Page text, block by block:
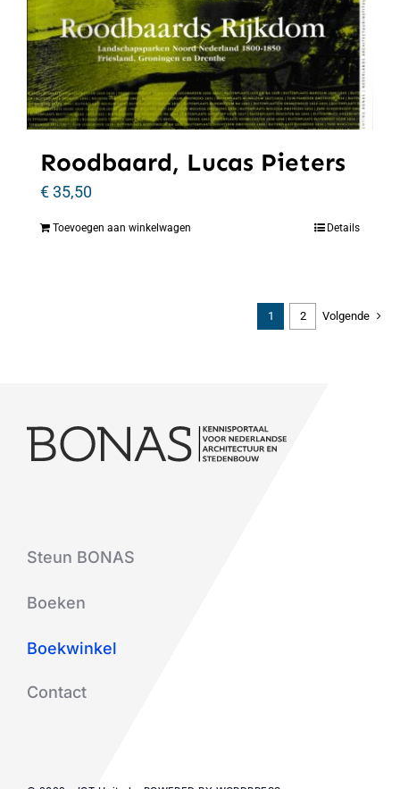
Roodbaard, Lucas Pieters
€35,50
Toevoegen aan winkelwagen Details
1 2 Volgende
Steun BONAS
Boeken
Boekwinkel
Contact